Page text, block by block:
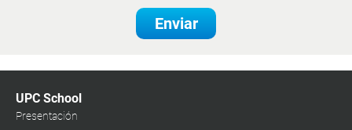
Enviar
UPC School
Presentación